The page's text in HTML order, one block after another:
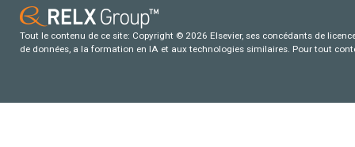
Tout le contenu de ce site: Copyright © 2026 Elsevier, ses concédants de
de données, a la formation en IA et aux technologies similaires. Pour tout